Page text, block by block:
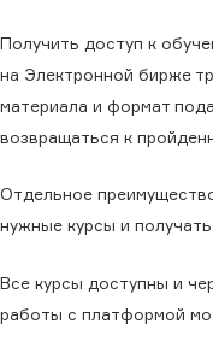
Получить доступ к
на Электронной бирже
материала и формат
возвращаться к
Отдельное
нужные курсы и
Все курсы доступны и
работы с платформой